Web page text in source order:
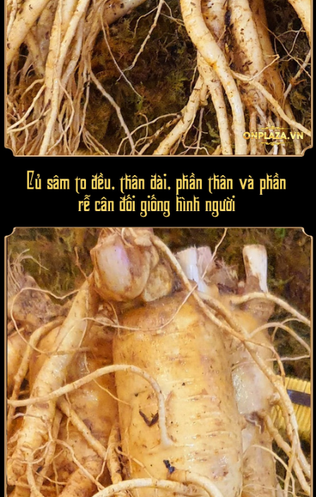
cứu chưa được phát triển, các phương pháp Đông y trị choáng,
sốc hay huyết áp chưa có, tim ngừng đập thì chủ yếu là dựa vào
nhân sâm bởi sâm có tác dụng hồi dương cứu mạng. Cũng trong
nghiên cứu của bài báo này thì nhân sâm tuơi Hàn Quốc nói riêng
và nhân sâm nói chung có tác dụng dụng chính như: cứu mạng,
bổ ngũ tạng,hỗ trợ chống lại mệt mỏi, hỗ trợ chữa trị đau đầu do
căng thẳng.
Sâm 6 củ to có nên chỉ dùng cho người già, người sức khỏe
kém?
Hoàn toàn không đúng. Nếu chỉ khi đến già mới dùng sâm thì bạn
đang lãng phí cả tuổi trẻ. Như bạn đã biết, nhân sâm cung cấp
một nguồn năng lượng đặc biệt dành cho cơ thể. Ngay từ khi còn
trẻ, nếu bổ sung nhân sâm thường xuyên sẽ giúp cơ thể dẻo dai,
bền bỉ, giúp phục hồi thể lực tốt hơn.
Mua sâm 6 củ sử dụng như thế nào là hợp lý?
Thực ra, trong vấn đề dưỡng sinh, bảo vệ sức khỏe của nhân
sâm có khá nhiều cách dùng, chẳng hạn như pha trà ( tức là cắt
thành từng lát mỏng sâm cho vào chén và pha cùng nước nóng,
uống như trà bình thường). Hoặc cũng có thể hầm canh thịt,
ngâm rượu, nghiền thành bột để tạo thành viên. Tuy nhiên, đứng
từ góc độ Đông y truyền thống thì phương pháp dùng sâm mang
đến hiệu quả cao nhất là ngậm tan, tức là cắt thành từng miếng
mỏng, cho vào miệng nhai và ngậm tan. Mỗi ngày dùng 3 lần và
nuốt vào bụng. Với cách sử dụng này mang tính truyền thống
nhưng lại khiến sâm đi vào cơ thể nhanh nhất, không dễ gây bị
nóng hay nhiệt.
Sâm Tươi Hàn Quốc Chất Lượng Loại 5củ/Kg
NS003
**Lưu ý: Tác dụng của sản phẩm có thể thay đổi tùy theo
tình trạng cơ địa của mỗi người.